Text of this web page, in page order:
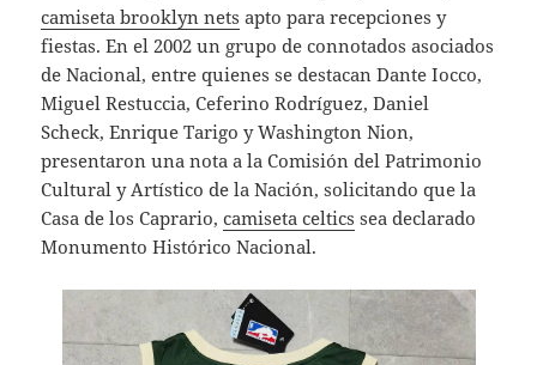
camiseta brooklyn nets apto para recepciones y
fiestas. En el 2002 un grupo de connotados asociados
de Nacional, entre quienes se destacan Dante Iocco,
Miguel Restuccia, Ceferino Rodríguez, Daniel
Scheck, Enrique Tarigo y Washington Nion,
presentaron una nota a la Comisión del Patrimonio
Cultural y Artístico de la Nación, solicitando que la
Casa de los Caprario,camiseta celtics sea declarado
Monumento Histórico Nacional.